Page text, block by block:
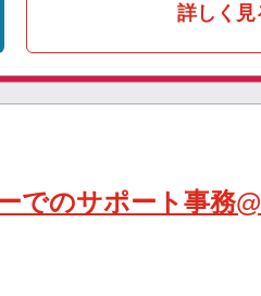
詳しく見
でのサポート事務